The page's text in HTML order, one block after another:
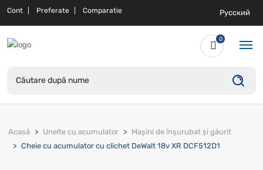
Cont Preferate Comparatie Русский
0
Acasă Unelte cu acumulator
Mașini de înșurubat și găurit
Cheie cu acumulator cu clichet DeWalt 18v XR DCF512D1